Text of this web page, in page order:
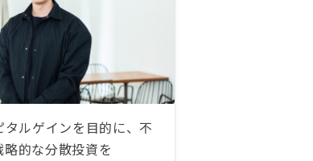
タルゲインを目的に、不
的な分散投資を